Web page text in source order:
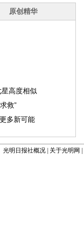
光明日报社概况 关于光明网